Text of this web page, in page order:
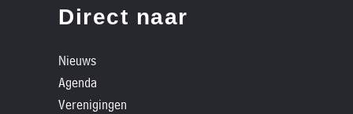
Direct naar
Nieuws
Agenda
Verenigingen
Historische
Dossiers